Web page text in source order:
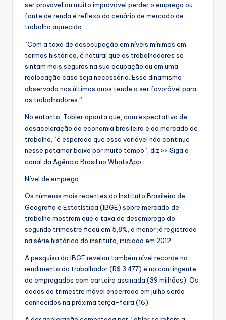
ser provável ou muito improvável perder o emprego ou
fonte de renda é reflexo do cenário de mercado de
trabalho aquecido.
“Com a taxa de desocupação em níveis mínimos em
termos histórico, é natural que os trabalhadores se
sintam mais seguros na sua ocupação ou em uma
realocação caso seja necessário. Esse dinamismo
observado nos últimos anos tende a ser favorável para
os trabalhadores.”
No entanto, Tobler aponta que, com expectativa de
desaceleração da economia brasileira e do mercado de
trabalho, “é esperado que essa variável não continue
nesse patamar baixo por muito tempo”, diz.>> Siga o
canal da Agência Brasil no WhatsApp
Nível de emprego
Os números mais recentes do Instituto Brasileiro de
Geografia e Estatística (IBGE) sobre mercado de
trabalho mostram que a taxa de desemprego do
segundo trimestre ficou em 5,8%, a menor já registrada
na série histórica do instituto, iniciada em 2012.
A pesquisa do IBGE revelou também nível recorde no
rendimento do trabalhador (R$ 3.477) e no contingente
de empregados com carteira assinada (39 milhões). Os
dados do trimestre móvel encerrado em julho serão
conhecidos na próxima terça-feira (16).